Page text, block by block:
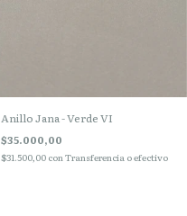
Anillo Jana - Verde VI
$35.000,00
$31.500,00 con Transferencia o efectivo